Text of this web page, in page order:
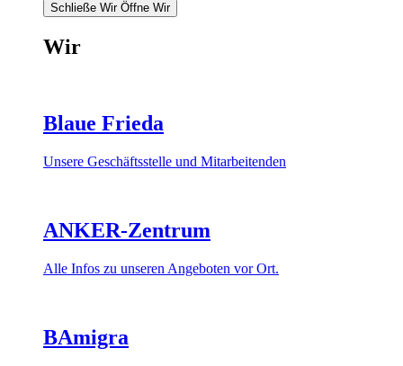
Schließe Wir Öffne Wir
Wir
Blaue Frieda
Unsere Geschäftsstelle und Mitarbeitenden
ANKER-Zentrum
Alle Infos zu unseren Angeboten vor Ort.
BAmigra